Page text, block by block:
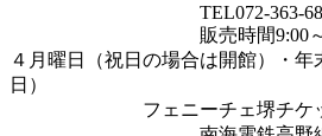
TEL072-363-
販売時間9:00～20:00
４月曜日（祝日の場合は開館）・年
日）
フェニーチェ堺チケッ